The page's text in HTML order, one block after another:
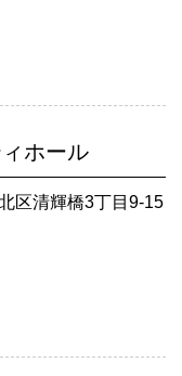
ホール
区清輝橋3丁目9-15